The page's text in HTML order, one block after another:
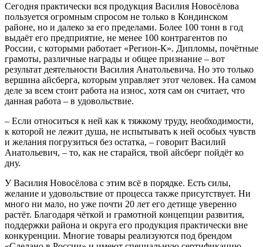
Сегодня практически вся продукция Василия Новосёлова
пользуется огромным спросом не только в Кондинском
районе, но и далеко за его пределами. Более 100 тонн в год
выдаёт его предприятие, не менее 100 контрагентов по
России, с которыми работает «Регион-К». Дипломы, почётные
грамоты, различные награды и общее признание – вот
результат деятельности Василия Анатольевича. Но это только
вершина айсберга, которым управляет этот человек. На самом
деле за всем стоит работа на износ, хотя сам он считает, что
данная работа – в удовольствие.
– Если относиться к ней как к тяжкому труду, необходимости,
к которой не лежит душа, не испытывать к ней особых чувств
и желания погрузиться без остатка, – говорит Василий
Анатольевич, – то, как не старайся, твой айсберг пойдёт ко
дну.
У Василия Новосёлова с этим всё в порядке. Есть силы,
желание и удовольствие от процесса также присутствует. Ни
много ни мало, но уже почти 20 лет его детище уверенно
растёт. Благодаря чёткой и грамотной концепции развития,
поддержки района и округа его продукция практически вне
конкуренции. Многие товары реализуются под брендом